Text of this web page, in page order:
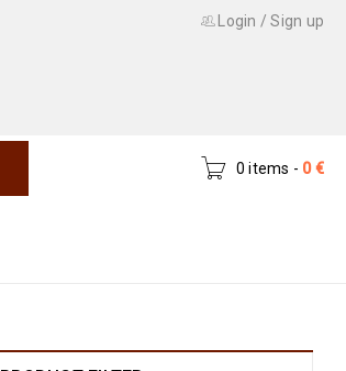
Login /Sign up
0 items - 0€